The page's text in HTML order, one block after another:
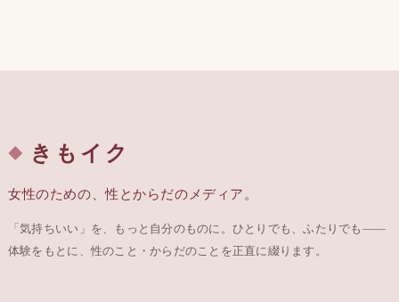
きもイク
女性のための、性とからだのメディア。
「気持ちいい」を、もっと自分のものに。ひとりでも、ふたりでも——
体験をもとに、性のこと・からだのことを正直に綴ります。